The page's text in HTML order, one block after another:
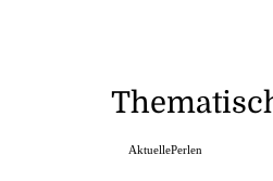
AktuellePerlen